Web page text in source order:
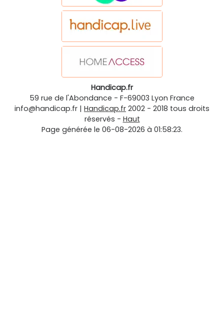
Handicap.fr
59 rue de l'Abondance - F-69003 Lyon France
info@handicap.fr | Handicap.fr 2002 - 2018 tous droits
réservés - Haut
Page générée le 06-08-2026 à 01:58:23.